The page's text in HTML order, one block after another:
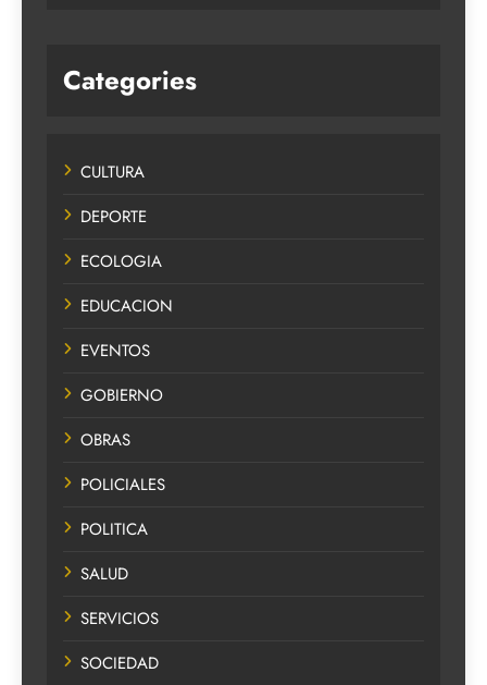
Categories
CULTURA
DEPORTE
ECOLOGIA
EDUCACION
EVENTOS
GOBIERNO
OBRAS
POLICIALES
POLITICA
SALUD
SERVICIOS
SOCIEDAD